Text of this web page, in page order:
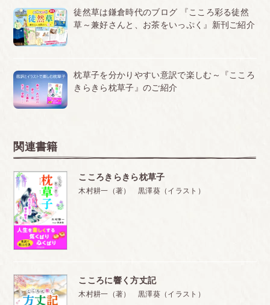
黒澤 葵
イラストレーター。優しい色づかい、ほっと心を和ま
徒然草は鎌倉時代のブログ 『こころ彩る徒然
草～兼好さんと、お茶をいっぷく』新刊ご紹介
枕草子を分かりやすい意訳で楽しむ～『こころ
きらきら枕草子』のご紹介
関連書籍
こころきらきら枕草子
木村耕一（著） 黒澤葵（イラスト）
こころに響く方丈記
木村耕一（著） 黒澤葵（イラスト）